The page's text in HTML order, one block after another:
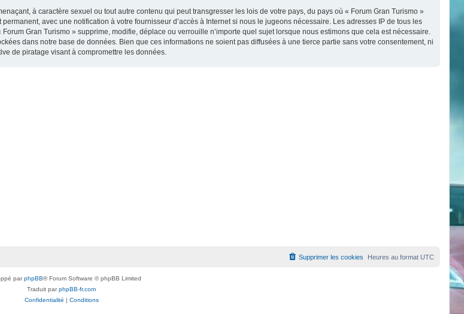
à caractère sexuel ou tout autre contenu qui peut transgresser les lois de votre pays, du pays où « Forum Gran Turismo »
avec une notification à votre fournisseur d’accès à Internet si nous le jugeons nécessaire. Les adresses IP de tous les
Gran Turismo » supprime, modifie, déplace ou verrouille n’importe quel sujet lorsque nous estimons que cela est nécessaire.
dans notre base de données. Bien que ces informations ne soient pas diffusées à une tierce partie sans votre consentement, ni
de piratage visant à compromettre les données.
Heures au format UTC
Supprimer les cookies
parphpBB® Forum Software © phpBB Limited
Traduit parphpBB-fr.com
Confidentialité | Conditions